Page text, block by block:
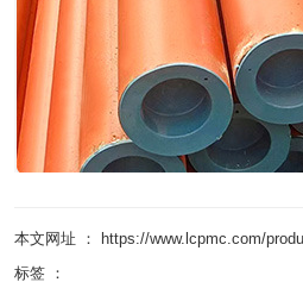
本文网址 ： https://www.lcpmc.com/
标签 ：